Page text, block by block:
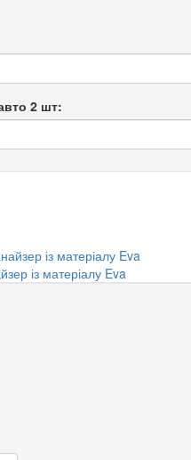
2 шт:
із матеріалу Eva